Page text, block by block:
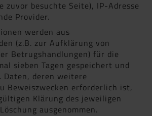
zuvor besuchte Seite), IP-Adresse
Provider.
werden aus
(z.B. zur Aufklärung von
Betrugshandlungen) für die
sieben Tagen gespeichert und
Daten, deren weitere
Beweiszwecken erforderlich ist,
Klärung des jeweiligen
ausgenommen.